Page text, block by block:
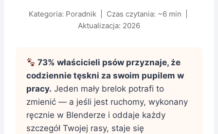
Kategoria: Poradnik | Czas czytania: ~6 min |
Aktualizacja: 2026
73% właścicieli psów przyznaje, że
codziennie tęskni za swoim pupilem w
pracy. Jeden mały brelok potrafi to
zmienić — a jeśli jest ruchomy, wykonany
ręcznie w Blenderze i oddaje każdy
szczegół Twojej rasy, staje się